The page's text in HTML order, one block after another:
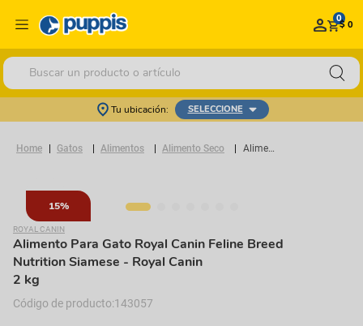
0$ 0
Buscar un producto o artículo
Tu ubicación: SELECCIONE
Gatos Alimentos Alimento Seco Alimento Para Gato Royal Canin Feline Breed Nutrition Siamese
15%
ROYAL CANIN
Alimento Para Gato Royal Canin Feline Breed
Nutrition Siamese - Royal Canin
2 kg
143057